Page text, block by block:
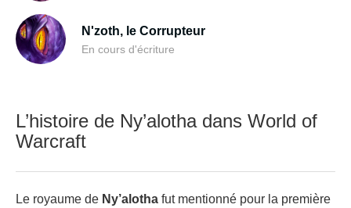
N'zoth, le Corrupteur
En cours d'écriture
L’histoire de Ny’alotha dans World of
Warcraft
Le royaume de Ny’alotha fut mentionné pour la première